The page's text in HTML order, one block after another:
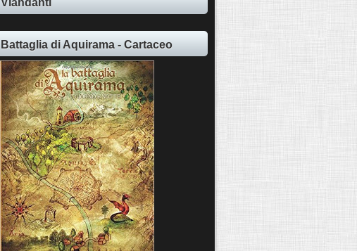
Battaglia di Aquirama - Cartaceo